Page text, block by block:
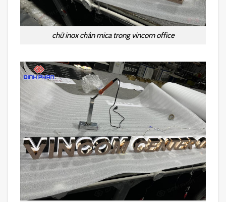
chữ inox chân mica trong vincom office